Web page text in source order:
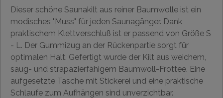
Dieser schöne Saunakilt aus reiner Baumwolle ist ein
modisches "Muss" für jeden Saunagänger. Dank
praktischem Klettverschluß ist er passend von Größe S
- L. Der Gummizug an der Rückenpartie sorgt für
optimalen Halt. Gefertigt wurde der Kilt aus weichem,
saug- und strapazierfähigem Baumwoll-Frottee. Eine
aufgesetzte Tasche mit Stickerei und eine praktische
Schlaufe zum Aufhängen sind unverzichtbar.